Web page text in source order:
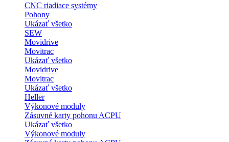
CNC riadiace systémy
Pohony
Ukázať všetko
SEW
Movidrive
Movitrac
Ukázať všetko
Movidrive
Movitrac
Ukázať všetko
Heller
Výkonové moduly
Zásuvné karty pohonu ACPU
Ukázať všetko
Výkonové moduly